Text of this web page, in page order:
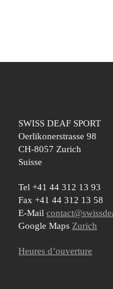
SWISS DEAF SPORT
Oerlikonerstrasse 98
CH-8057 Zurich
Suisse
Tel +41 44 312 13 93
Fax +41 44 312 13 58
E-Mail
Google Maps Zurich
Heures d’ouverture